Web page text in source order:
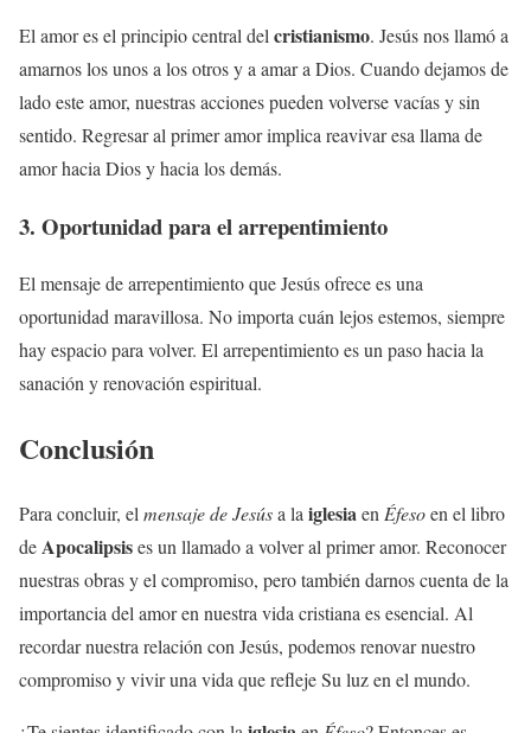
El amor es el principio central del cristianismo. Jesús nos llamó a
amarnos los unos a los otros y a amar a Dios. Cuando dejamos de
lado este amor, nuestras acciones pueden volverse vacías y sin
sentido. Regresar al primer amor implica reavivar esa llama de
amor hacia Dios y hacia los demás.
3. Oportunidad para el arrepentimiento
El mensaje de arrepentimiento que Jesús ofrece es una
oportunidad maravillosa. No importa cuán lejos estemos, siempre
hay espacio para volver. El arrepentimiento es un paso hacia la
sanación y renovación espiritual.
Conclusión
Para concluir, el mensaje de Jesúsa la iglesiaen Éfesoen el libro
deApocalipsises un llamado a volver al primer amor. Reconocer
nuestras obras y el compromiso, pero también darnos cuenta de la
importancia del amor en nuestra vida cristiana es esencial. Al
recordar nuestra relación con Jesús, podemos renovar nuestro
compromiso y vivir una vida que refleje Su luz en el mundo.